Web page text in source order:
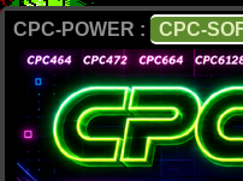
CPC-POWER : CPC-